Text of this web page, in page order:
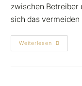
zwischen Betreiber
sich das vermeiden
Weiterlesen